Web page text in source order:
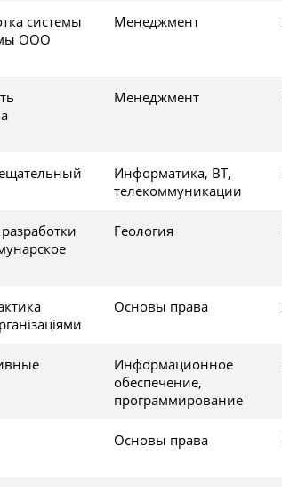
системы
ООО
Менеджмент
Менеджмент
Информатика, ВТ,
телекоммуникации
Геология
Основы права
Информационное
обеспечение,
программирование
Основы права